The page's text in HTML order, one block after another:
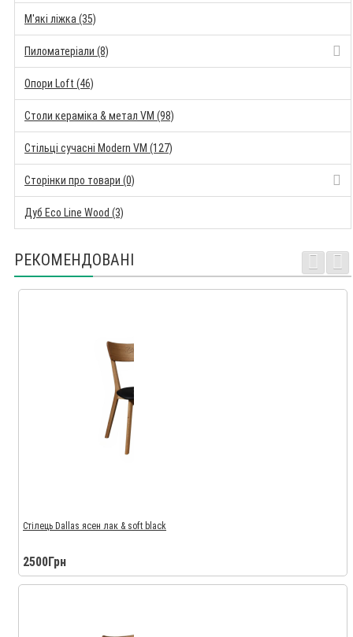
М'які ліжка (35)
Пиломатеріали (8)
Опори Loft (46)
Столи кераміка & метал VM (98)
Стільці сучасні Modern VM (127)
Сторінки про товари (0)
Дуб Eco Line Wood (3)
РЕКОМЕНДОВАНІ
Стілець Dallas ясен лак & soft black
2500Грн